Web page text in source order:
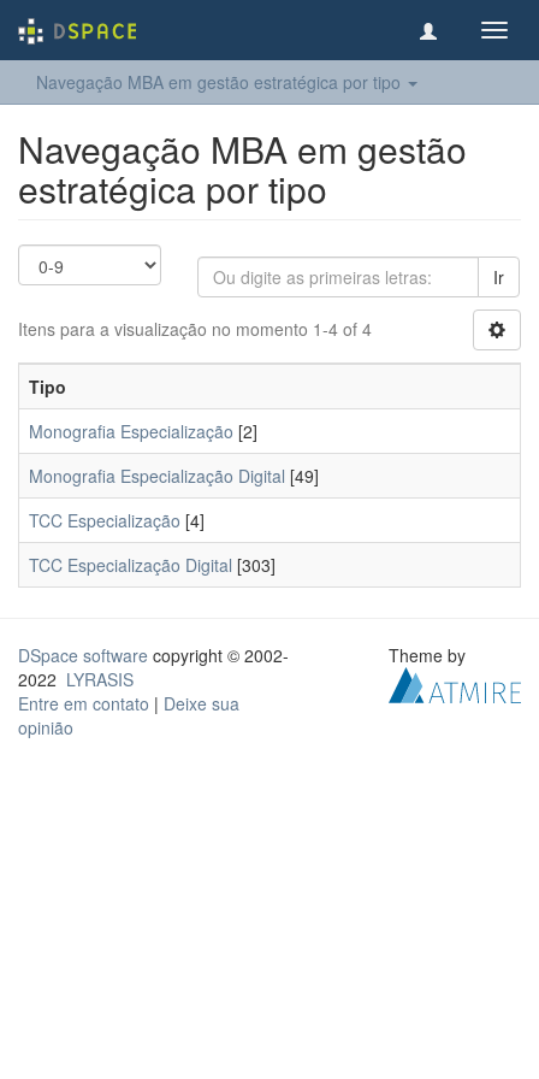
Navegação MBA em gestão estratégica por tipo
Navegação MBA em gestão
estratégica por tipo
Ir
Itens para a visualização no momento 1-4 of 4
Tipo
Monografia Especialização [2]
Monografia Especialização Digital [49]
TCC Especialização [4]
TCC Especialização Digital [303]
DSpace software copyright © 2002-
2022 LYRASIS
Entre em contato | Deixe sua
opinião
Theme by